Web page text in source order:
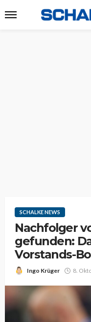
SCHALKE NEWS
Nachfolger
gefunden:
Vorstands-
Ingo Krüger 8.